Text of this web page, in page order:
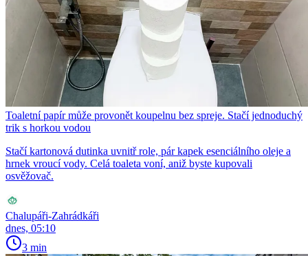
Toaletní papír může provonět koupelnu bez spreje. Stačí jednoduchý
trik s horkou vodou
Stačí kartonová dutinka uvnitř role, pár kapek esenciálního oleje a
hrnek vroucí vody. Celá toaleta voní, aniž byste kupovali
osvěžovač.
Chalupáři-Zahrádkáři
dnes, 05:10
3 min